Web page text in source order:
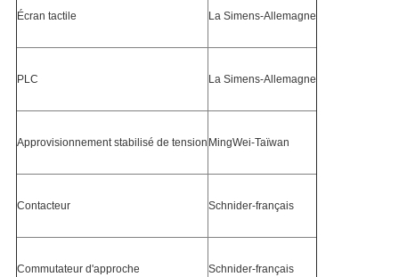
Écran tactile La Simens-Allemagne
PLC La Simens-Allemagne
Approvisionnement stabilisé de tension MingWei-Taïwan
Contacteur Schnider-français
Commutateur d'approche Schnider-français